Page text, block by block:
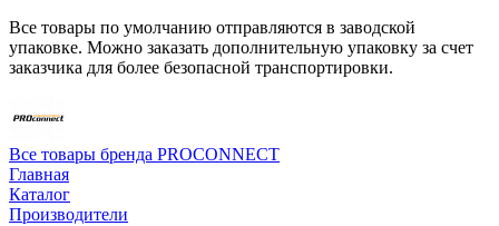
Все товары по умолчанию отправляются в заводской
упаковке. Можно заказать дополнительную упаковку за счет
заказчика для более безопасной транспортировки.
Все товары бренда PROCONNECT
Главная
Каталог
Производители